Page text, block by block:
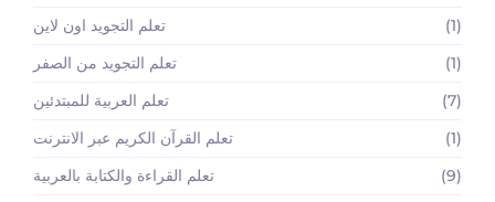
تعلم التجويد اون لاين
(1)
تعلم التجويد من الصفر
(1)
تعلم العربية للمبتدئين
(7)
تعلم القرآن الكريم عبر الانترنت
(1)
تعلم القراءة والكتابة بالعربية
(9)